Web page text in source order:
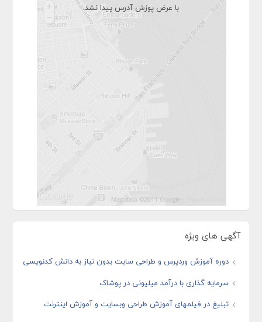
با عرض پوزش آدرس پیدا نشد.
آگهی های ویژه
دوره آموزش وردپرس و طراحی سایت بدون نیاز به دانش کدنویسی
سرمایه گذاری با درآمد میلیونی در پوشاک
تبلیغ در فیلمهای آموزش طراحی وبسایت و آموزش اینترنت